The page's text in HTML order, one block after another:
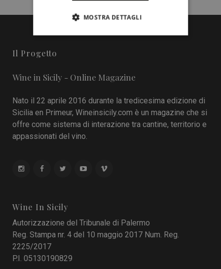
Il Progetto
Wine in Sicily - Online Magazine
Nato il 22 aprile 2016 durante la tredicesima edizione di
Sicilia en Primeur, Wineinsicily.com è un magazine che si
offre come sistema di interazione tra cantine, territorio e
appassionati del vino.
Wine In Sicily
Autorizzazione del Tribunale di Palermo
Reg. Stampa nr. 4 del 10 maggio 2017 Num. Reg.
2225/2017
P.I. 05130190829
MOSTRA DETTAGLI